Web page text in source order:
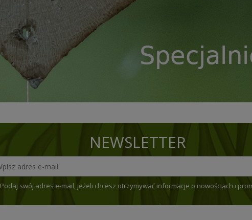
NEWSLETTER
Podaj swój adres e-mail, jeżeli chcesz otrzymywać informacje o nowościach i